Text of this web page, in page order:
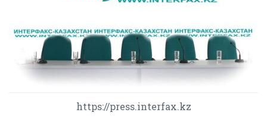
https://press.interfax.kz